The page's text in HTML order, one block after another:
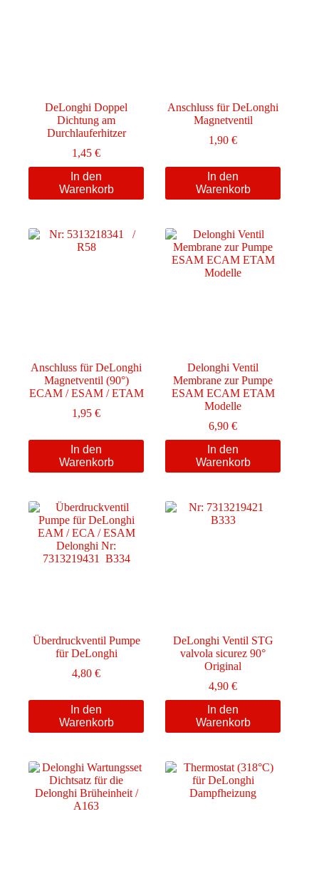
DeLonghi Doppel
Dichtung am
Durchlauferhitzer
1,45€
In den
Warenkorb
Anschluss für DeLonghi
Magnetventil
1,90€
In den
Warenkorb
Anschluss für DeLonghi
Magnetventil (90°)
ECAM / ESAM / ETAM
1,95€
In den
Warenkorb
Delonghi Ventil
Membrane zur Pumpe
ESAM ECAM ETAM
Modelle
6,90€
In den
Warenkorb
Überdruckventil Pumpe
für DeLonghi
4,80€
In den
Warenkorb
DeLonghi Ventil STG
valvola sicurez 90°
Original
4,90€
In den
Warenkorb